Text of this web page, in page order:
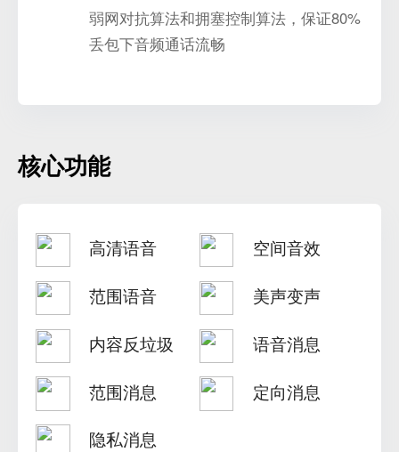
弱网对抗算法和拥塞控制算法，保证80%
丢包下音频通话流畅
核心功能
高清语音
空间音效
范围语音
美声变声
内容反垃圾
语音消息
范围消息
定向消息
隐私消息